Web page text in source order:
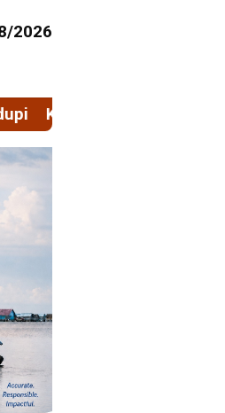
2026
Tingkatkan Tata Kelola